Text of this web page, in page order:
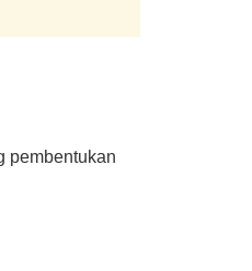
pembentukan